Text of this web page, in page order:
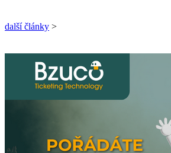
další články >